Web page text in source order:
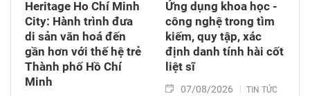
Heritage Ho Chí Minh
City: Hành trình đưa
di sản văn hoá đến
gần hơn với thế hệ trẻ
Thành phố Hồ Chí
Minh
Ứng dụng khoa học -
công nghệ trong tìm
kiếm, quy tập, xác
định danh tính hài cốt
liệt sĩ
07/08/2026 TIN TỨC